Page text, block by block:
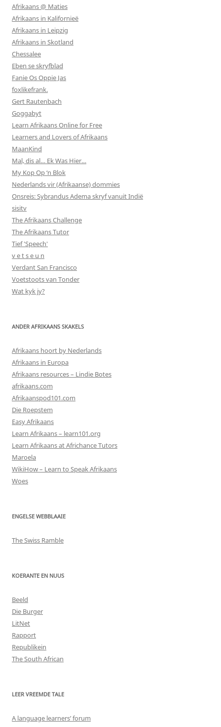
Afrikaans @ Maties
Afrikaans in Kalifornieë
Afrikaans in Leipzig
Afrikaans in Skotland
Chessalee
Eben se skryfblad
Fanie Os Oppie Jas
foxlikefrank.
Gert Rautenbach
Goggabyt
Learn Afrikaans Online for Free
Learners and Lovers of Afrikaans
MaanKind
Mal, dis al… Ek Was Hier…
My Kop Op ‘n Blok
Nederlands vir (Afrikaanse) dommies
Onsreis: Sybrandus Adema skryf vanuit Indië
sisitv
The Afrikaans Challenge
The Afrikaans Tutor
Tief 'Speech'
v e t s e u n
Verdant San Francisco
Voetstoots van Tonder
Wat kyk jy?
ANDER AFRIKAANS SKAKELS
Afrikaans hoort by Nederlands
Afrikaans in Europa
Afrikaans resources – Lindie Botes
afrikaans.com
Afrikaanspod101.com
Die Roepstem
Easy Afrikaans
Learn Afrikaans – learn101.org
Learn Afrikaans at Africhance Tutors
Maroela
WikiHow – Learn to Speak Afrikaans
Woes
ENGELSE WEBBLAAIE
The Swiss Ramble
KOERANTE EN NUUS
Beeld
Die Burger
LitNet
Rapport
Republikein
The South African
LEER VREEMDE TALE
A language learners’ forum